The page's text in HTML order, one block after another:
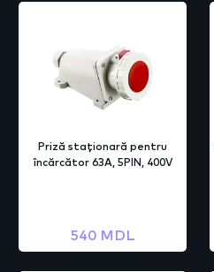
Priză staționară pentru
încărcător 63A, 5PIN, 400V
540 MDL